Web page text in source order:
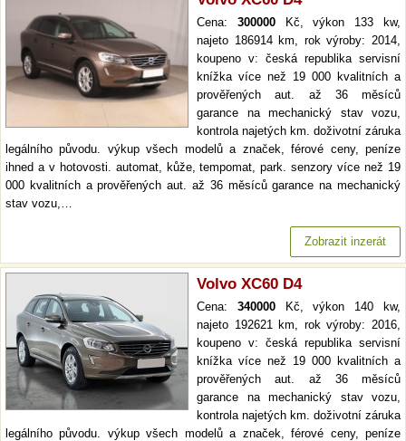
Cena: 300000Kč, výkon 133 kw,
najeto 186914 km, rok výroby: 2014,
koupeno v: česká republika servisní
knížka více než 19 000 kvalitních a
prověřených aut. až 36 měsíců
garance na mechanický stav vozu,
kontrola najetých km. doživotní záruka
legálního původu. výkup všech modelů a značek, férové ceny, peníze
ihned a v hotovosti. automat, kůže, tempomat, park. senzory více než 19
000 kvalitních a prověřených aut. až 36 měsíců garance na mechanický
stav vozu,…
Zobrazit inzerát
Volvo XC60 D4
Cena: 340000Kč, výkon 140 kw,
najeto 192621 km, rok výroby: 2016,
koupeno v: česká republika servisní
knížka více než 19 000 kvalitních a
prověřených aut. až 36 měsíců
garance na mechanický stav vozu,
kontrola najetých km. doživotní záruka
legálního původu. výkup všech modelů a značek, férové ceny, peníze